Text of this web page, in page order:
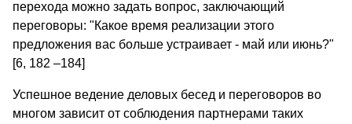
перехода можно задать вопрос, заключающий
переговоры: "Какое время реализации этого
предложения вас больше устраивает - май или июнь?"
[6, 182 –184]
Успешное ведение деловых бесед и переговоров во
многом зависит от соблюдения партнерами таких